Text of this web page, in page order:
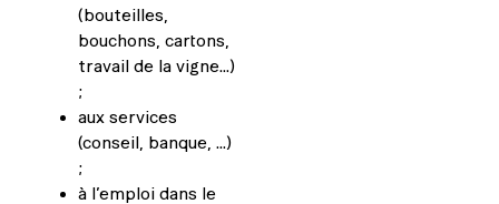
(bouteilles,
bouchons, cartons,
travail de la vigne…)
;
aux services
(conseil, banque, …)
;
à l’emploi dans le